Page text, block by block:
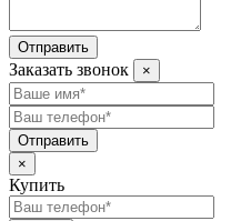
Отправить
Заказать звонок ×
Отправить
×
Купить